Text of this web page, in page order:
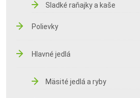
Sladké raňajky a kaše
Polievky
Hlavné jedlá
Mäsité jedlá a ryby